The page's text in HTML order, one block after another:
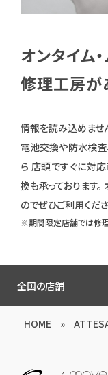
オンタイム
修理工房が
情報を読み込めませ
電池交換や防水検査
ら 店頭ですぐに対応
換も承っております。
のでぜひご利用くださ
※期間限定店舗では修
全国の店舗
HOME »